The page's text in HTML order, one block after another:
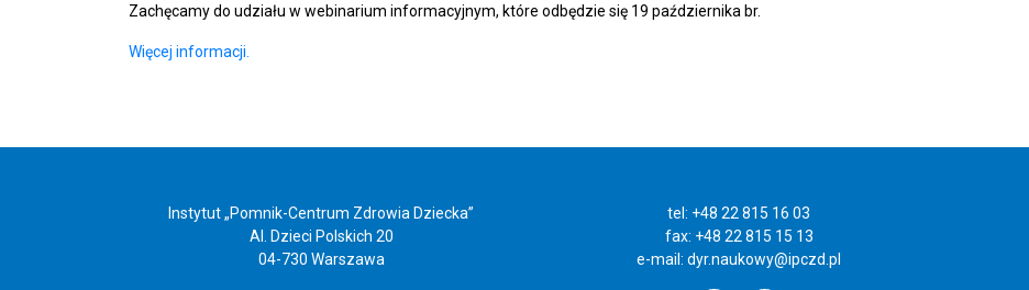
Zachęcamy do udziału w webinarium informacyjnym, które odbędzie się 19 października br.
Więcej informacji.
Instytut „Pomnik-Centrum Zdrowia Dziecka”
Al. Dzieci Polskich 20
04-730 Warszawa
tel: +48 22 815 16 03
fax: +48 22 815 15 13
e-mail: dyr.naukowy@ipczd.pl